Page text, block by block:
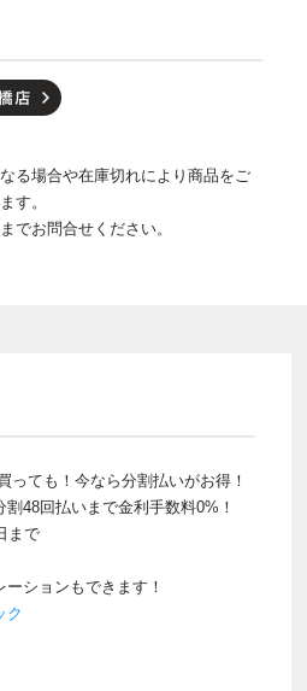
る場合や在庫切れにより商品をご
す。
でお問合せください。
っても！今なら分割払いがお得！
48回払いまで金利手数料0%！
まで
ションもできます！
ク